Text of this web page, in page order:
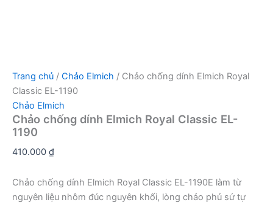
Trang chủ / Chảo Elmich / Chảo chống dính Elmich Royal
Classic EL-1190
Chảo Elmich
Chảo chống dính Elmich Royal Classic EL-
1190
410.000 ₫
Chảo chống dính Elmich Royal Classic EL-1190E làm từ
nguyên liệu nhôm đúc nguyên khối, lòng chảo phủ sứ tự